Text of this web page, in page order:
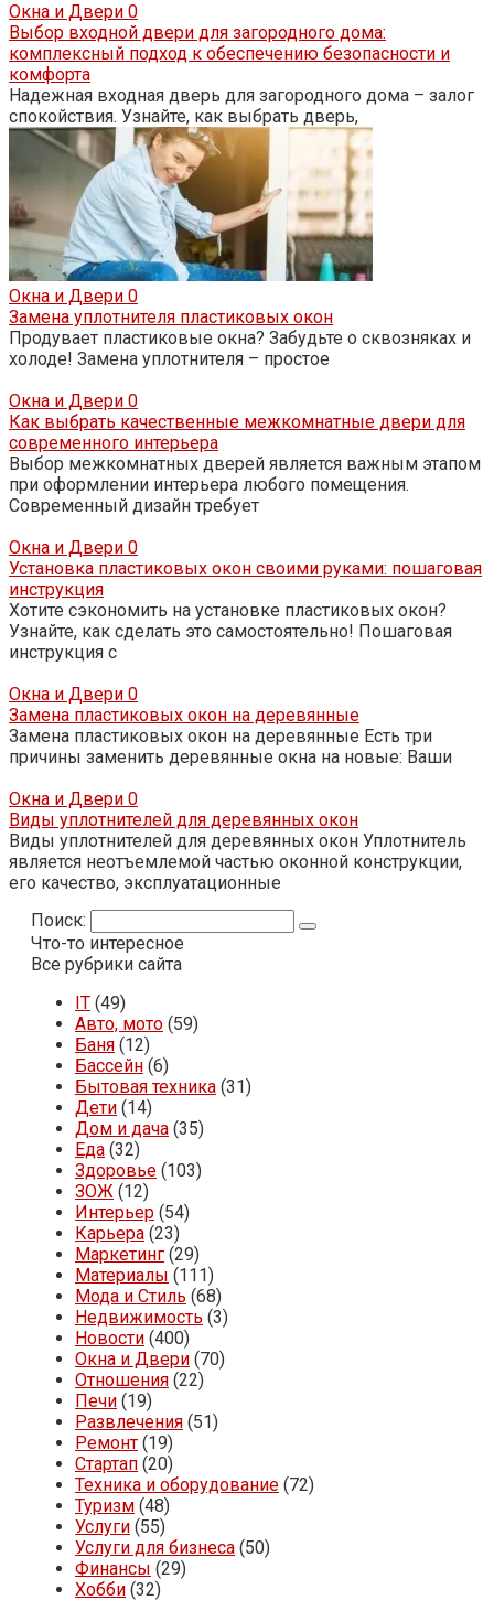
Окна и Двери 0
Выбор входной двери для загородного дома:
комплексный подход к обеспечению безопасности и
комфорта
Надежная входная дверь для загородного дома – залог
спокойствия. Узнайте, как выбрать дверь,
Окна и Двери 0
Замена уплотнителя пластиковых окон
Продувает пластиковые окна? Забудьте о сквозняках и
холоде! Замена уплотнителя – простое
Окна и Двери 0
Как выбрать качественные межкомнатные двери для
современного интерьера
Выбор межкомнатных дверей является важным этапом
при оформлении интерьера любого помещения.
Современный дизайн требует
Окна и Двери 0
Установка пластиковых окон своими руками: пошаговая
инструкция
Хотите сэкономить на установке пластиковых окон?
Узнайте, как сделать это самостоятельно! Пошаговая
инструкция с
Окна и Двери 0
Замена пластиковых окон на деревянные
Замена пластиковых окон на деревянные Есть три
причины заменить деревянные окна на новые: Ваши
Окна и Двери 0
Виды уплотнителей для деревянных окон
Виды уплотнителей для деревянных окон Уплотнитель
является неотъемлемой частью оконной конструкции,
его качество, эксплуатационные
Поиск:
Что-то интересное
Все рубрики сайта
IT (49)
Авто, мото (59)
Баня (12)
Бассейн (6)
Бытовая техника (31)
Дети (14)
Дом и дача (35)
Еда (32)
Здоровье (103)
ЗОЖ (12)
Интерьер (54)
Карьера (23)
Маркетинг (29)
Материалы (111)
Мода и Стиль (68)
Недвижимость (3)
Новости (400)
Окна и Двери (70)
Отношения (22)
Печи (19)
Развлечения (51)
Ремонт (19)
Стартап (20)
Техника и оборудование (72)
Туризм (48)
Услуги (55)
Услуги для бизнеса (50)
Финансы (29)
Хобби (32)